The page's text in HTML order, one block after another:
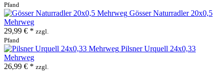
Pfand
Gösser Naturradler 20x0,5
Mehrweg
29,99 € * zzgl.
Pfand
Pilsner Urquell 24x0,33
Mehrweg
26,99 € * zzgl.